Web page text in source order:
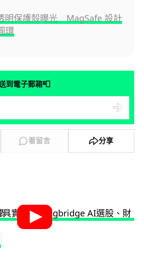
明保護殼曝光 MagSafe 設計
環
到電子郵箱📮
看留言 分享